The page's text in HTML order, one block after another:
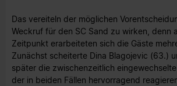
Das vereiteln der möglichen
Weckruf für den SC Sand zu wirken, denn
Zeitpunkt erarbeiteten sich die Gäste
Zunächst scheiterte Dina Blagojevic (63.)
später die zwischenzeitlich
der in beiden Fällen hervorragend